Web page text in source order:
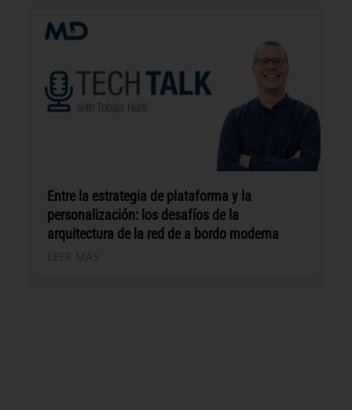
Entre la estrategia de plataforma y la
personalización: los desafíos de la
arquitectura de la red de a bordo moderna